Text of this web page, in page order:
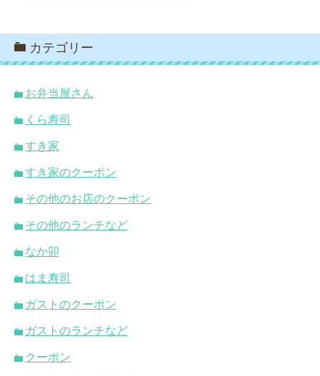
カテゴリー
お弁当屋さん
くら寿司
すき家
すき家のクーポン
その他のお店のクーポン
その他のランチなど
なか卯
はま寿司
ガストのクーポン
ガストのランチなど
クーポン